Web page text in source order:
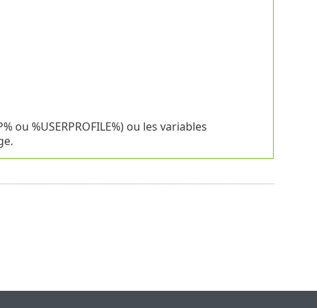
ou %USERPROFILE%) ou les variables